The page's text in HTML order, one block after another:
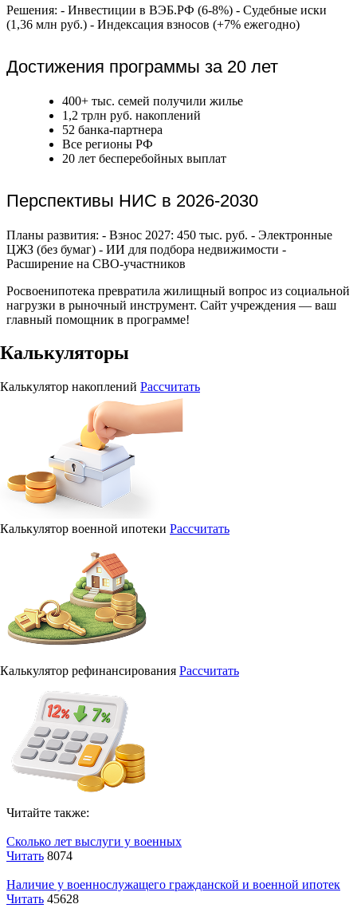
Решения: - Инвестиции в ВЭБ.РФ (6-8%) - Судебные иски
(1,36 млн руб.) - Индексация взносов (+7% ежегодно)
Достижения программы за 20 лет
400+ тыс. семей получили жилье
1,2 трлн руб. накоплений
52 банка-партнера
Все регионы РФ
20 лет бесперебойных выплат
Перспективы НИС в 2026-2030
Планы развития: - Взнос 2027: 450 тыс. руб. - Электронные
ЦЖЗ (без бумаг) - ИИ для подбора недвижимости -
Расширение на СВО-участников
Росвоенипотека превратила жилищный вопрос из социальной
нагрузки в рыночный инструмент. Сайт учреждения — ваш
главный помощник в программе!
Калькуляторы
Калькулятор накоплений Рассчитать
Калькулятор военной ипотеки Рассчитать
Калькулятор рефинансирования Рассчитать
Читайте также:
Сколько лет выслуги у военных
Читать 8074
Наличие у военнослужащего гражданской и военной ипотек
Читать 45628